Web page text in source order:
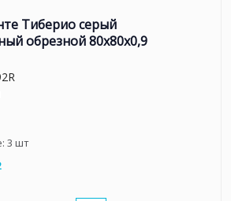
Тиберио серый
обрезной 80x80x0,9
3 шт